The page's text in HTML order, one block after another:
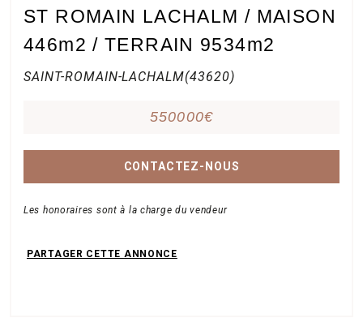
ST ROMAIN LACHALM / MAISON
446m2 / TERRAIN 9534m2
SAINT-ROMAIN-LACHALM(43620)
550000€
CONTACTEZ-NOUS
Les honoraires sont à la charge du vendeur